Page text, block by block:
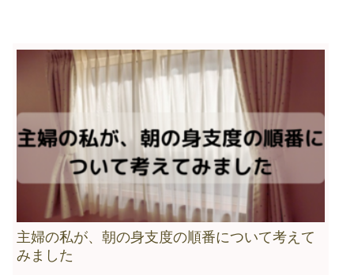
主婦の私が、朝の身支度の順番について考えて
みました